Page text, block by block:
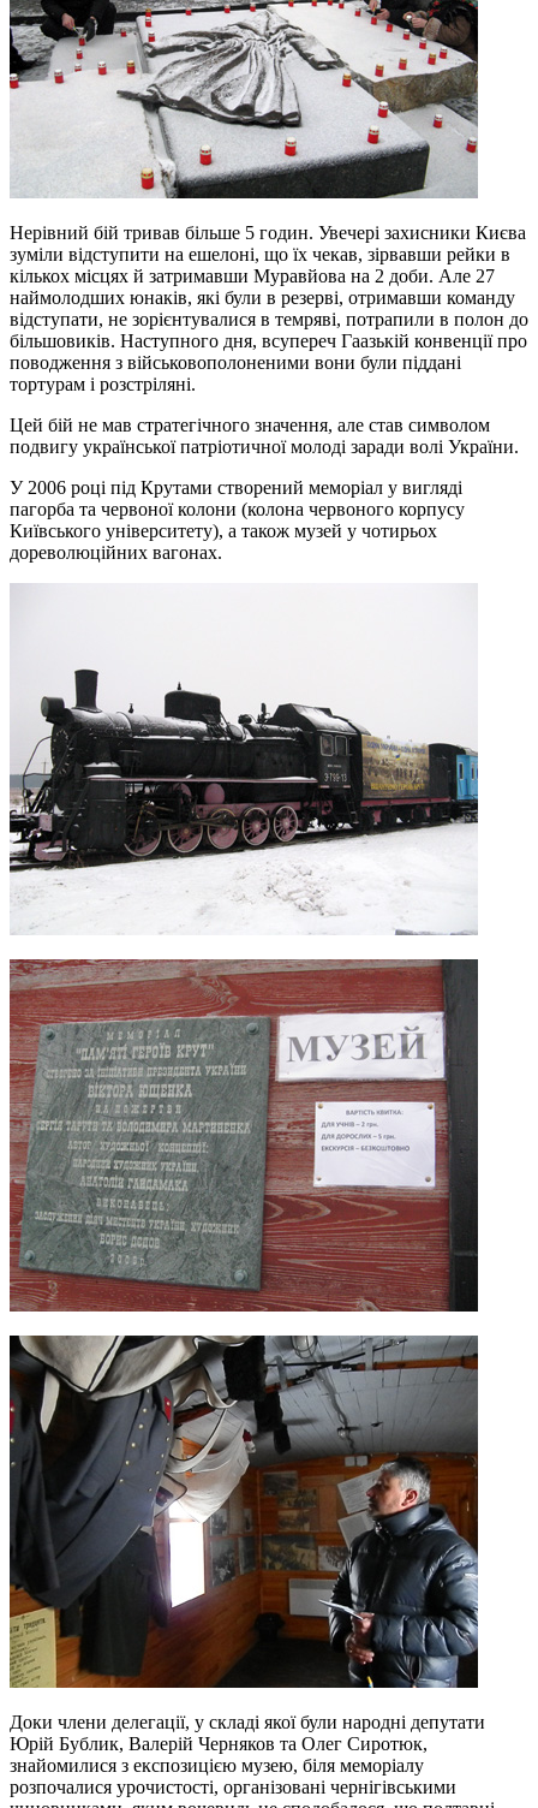
Нерівний бій тривав більше 5 годин. Увечері захисники Києва
зуміли відступити на ешелоні, що їх чекав, зірвавши рейки в
кількох місцях й затримавши Муравйова на 2 доби. Але 27
наймолодших юнаків, які були в резерві, отримавши команду
відступати, не зорієнтувалися в темряві, потрапили в полон до
більшовиків. Наступного дня, всупереч Гаазькій конвенції про
поводження з військовополоненими вони були піддані
тортурам і розстріляні.
Цей бій не мав стратегічного значення, але став символом
подвигу української патріотичної молоді заради волі України.
У 2006 році під Крутами створений меморіал у вигляді
пагорба та червоної колони (колона червоного корпусу
Київського університету), а також музей у чотирьох
дореволюційних вагонах.
Доки члени делегації, у складі якої були народні депутати
Юрій Бублик, Валерій Черняков та Олег Сиротюк,
знайомилися з експозицією музею, біля меморіалу
розпочалися урочистості, організовані чернігівськими